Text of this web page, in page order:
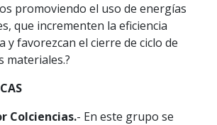
promoviendo el uso de energías
que incrementen la eficiencia
y favorezcan el cierre de ciclo de
materiales.?
Colciencias.- En este grupo se